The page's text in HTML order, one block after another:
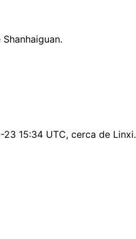
15:34 UTC, cerca de Linxi.